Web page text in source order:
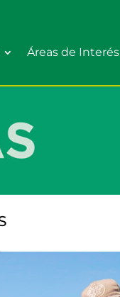
Áreas de Interés